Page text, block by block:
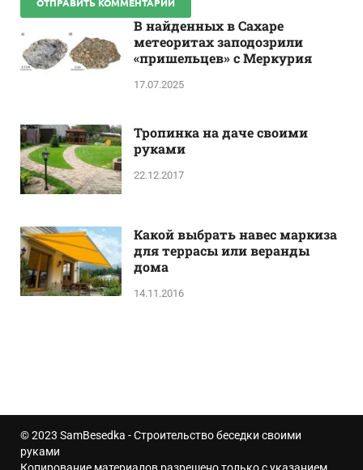
В найденных в Сахаре
метеоритах заподозрили
«пришельцев» с Меркурия
17.07.2025
Тропинка на даче своими
руками
22.12.2017
Какой выбрать навес маркиза
для террасы или веранды
дома
14.11.2016
© 2023 SamBesedka - Строительство беседки своими
руками